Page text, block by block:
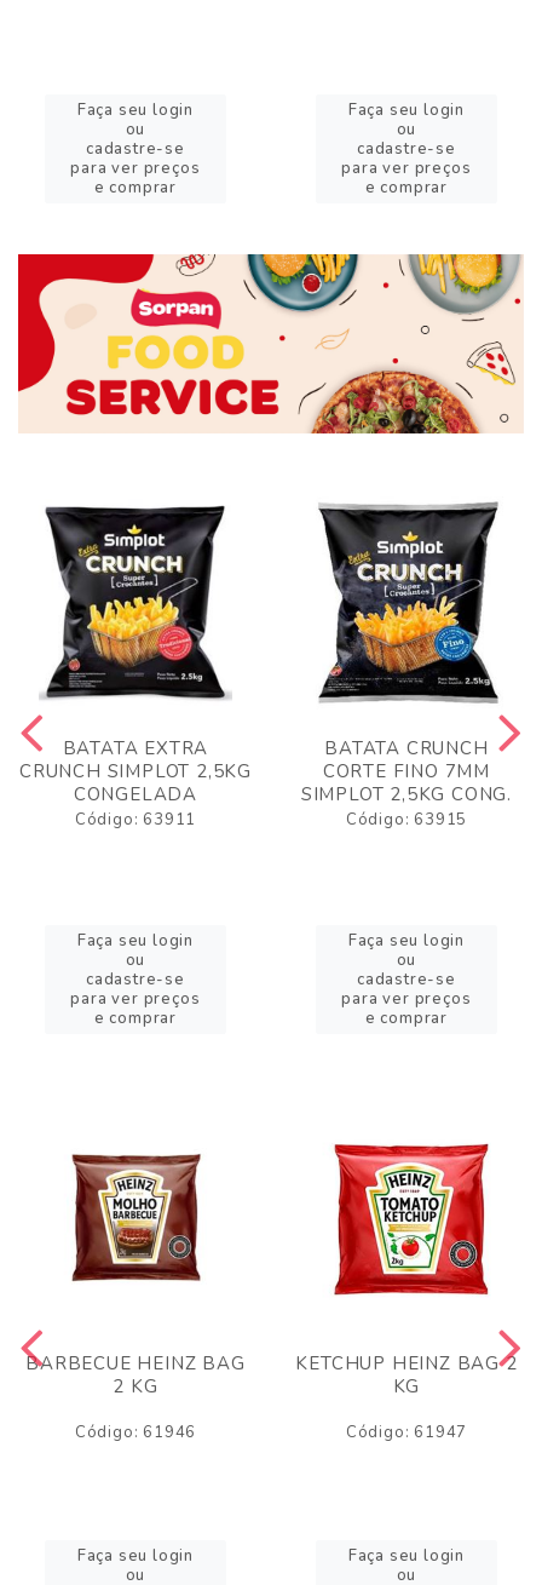
Faça seu login
ou
cadastre-se
para ver preços
e comprar
Faça seu login
ou
cadastre-se
para ver preços
e comprar
BATATA EXTRA
CRUNCH SIMPLOT 2,5KG
CONGELADA
Código: 63911
Faça seu login
ou
cadastre-se
para ver preços
e comprar
BATATA CRUNCH
CORTE FINO 7MM
SIMPLOT 2,5KG CONG.
Código: 63915
Faça seu login
ou
cadastre-se
para ver preços
e comprar
BARBECUE HEINZ BAG
2 KG
Código: 61946
Faça seu login
ou
KETCHUP HEINZ BAG 2
KG
Código: 61947
Faça seu login
ou